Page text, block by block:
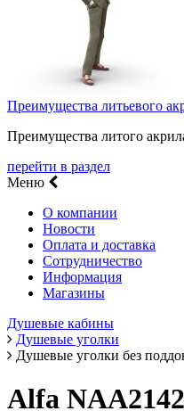
Преимущества литьевого
Преимущества литого
перейти в раздел
Меню
О компании
Новости
Оплата и доставка
Сотрудничество
Информация
Магазины
Душевые кабины
Душевые уголки
Душевые уголки без
Alfa